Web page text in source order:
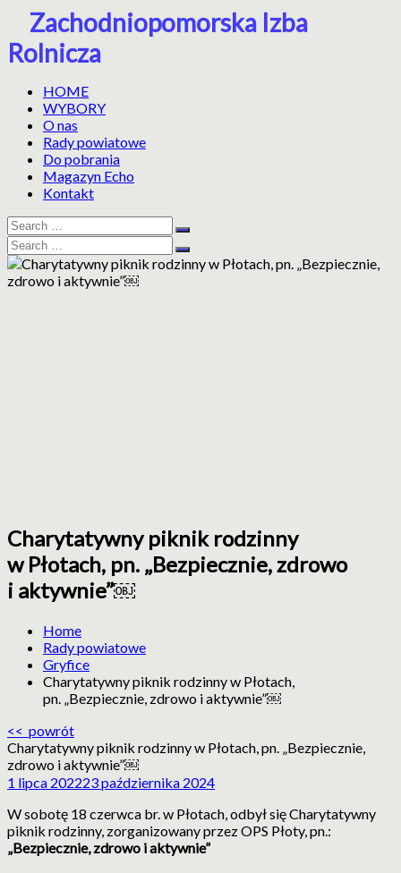
Skip
content
Zachodniopomorska Izba
Rolnicza
HOME
WYBORY
O nas
Rady powiatowe
Do pobrania
Magazyn Echo
Kontakt
Search
for:
Search
Search
for:
Search
ZIR
Zachodniopomorska
Izba
Rolnicza
Charytatywny piknik rodzinny
w Płotach, pn. „Bezpiecznie, zdrowo
i aktywnie”￼
Home
Rady powiatowe
Gryfice
Charytatywny piknik rodzinny w Płotach,
pn. „Bezpiecznie, zdrowo i aktywnie”￼
<< powrót
Charytatywny piknik rodzinny w Płotach, pn. „Bezpiecznie,
zdrowo i aktywnie”￼
1 lipca 202223 października 2024
W sobotę 18 czerwca br. w Płotach, odbył się Charytatywny
piknik rodzinny, zorganizowany przez OPS Płoty, pn.:
„Bezpiecznie, zdrowo i aktywnie”